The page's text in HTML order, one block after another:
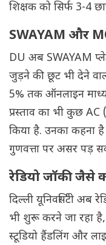
शिक्षक को सिर्फ 3-4
SWAYAM और
DU अब SWAYAM
जुड़ने की छूट भी देने
5% तक ऑनलाइन
प्रस्ताव का भी कुछ
किया है. उनका कहना है
गुणवत्ता पर असर पड़
रेडियो जॉकी जैसे
दिल्ली यूनिवर्सिटी अब
भी शुरू करने जा रहा है,
स्टूडियो हैंडलिंग और